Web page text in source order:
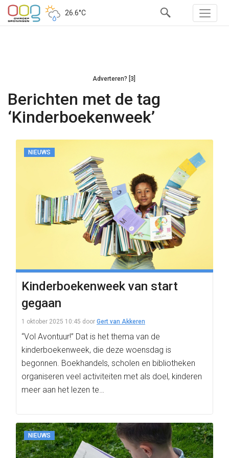
26.6°C
Adverteren? [3]
Berichten met de tag
‘Kinderboekenweek’
NIEUWS
Kinderboekenweek van start
gegaan
1 oktober 2025 10:45 door Gert van Akkeren
“Vol Avontuur!” Dat is het thema van de
kinderboekenweek, die deze woensdag is
begonnen. Boekhandels, scholen en bibliotheken
organiseren veel activiteiten met als doel, kinderen
meer aan het lezen te…
NIEUWS